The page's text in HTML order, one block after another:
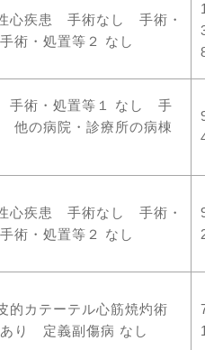
心疾患 手術なし 手術・
術・処置等２ なし
術・処置等１ なし 手
他の病院・診療所の病棟
心疾患 手術なし 手術・
術・処置等２ なし
的カテーテル心筋焼灼術
り 定義副傷病 なし